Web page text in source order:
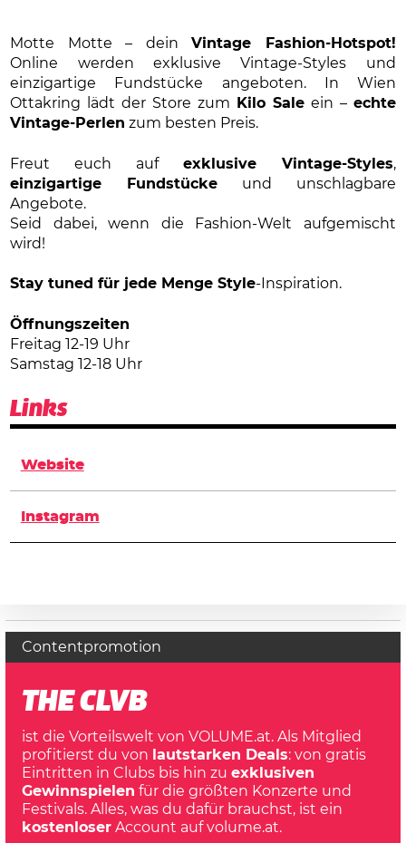
Motte Motte – deinVintage Fashion-Hotspot!
Online werden exklusive Vintage-Styles und
einzigartige Fundstücke angeboten. In Wien
Ottakring lädt der Store zum
Kilo Saleein – echte
Vintage-Perlen zum besten Preis.
Freut euch auf exklusive Vintage-Styles,
einzigartige Fundstücke und unschlagbare
Angebote.
Seid dabei, wenn die Fashion-Welt aufgemischt
wird!
Stay tuned für jede Menge Style-Inspiration.
Öffnungszeiten
Freitag 12-19 Uhr
Samstag 12-18 Uhr
Links
Website
Instagram
Contentpromotion
THE CLVB
ist die Vorteilswelt von VOLUME.at. Als Mitglied
profitierst du von
lautstarken Deals: von gratis
Eintritten in Clubs bis hin zu exklusiven
Gewinnspielen für die größten Konzerte und
Festivals. Alles, was du dafür brauchst, ist ein
kostenloserAccount auf volume.at.